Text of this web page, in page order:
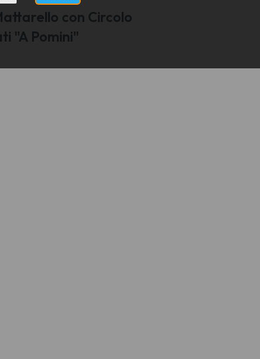
con Circolo
"A Pomini"